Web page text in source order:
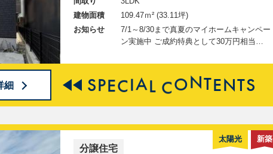
建物面積
109.47ｍ² (33.11坪)
お知らせ
7/1～8/30まで真夏のマイホームキャンペー
ン実施中 ご成約特典として30万円相当の
グ、 お引越しサポートプランからお好きな
商品をプレゼント ＧＸ志向型住宅 ウッド
デッキのある家 ～随時お問合せ受付中～
報が今すぐ閲覧可能に！ 新規会員登録でギ
細 SPECIAL CONTENTS
太陽光 新築
分譲住宅